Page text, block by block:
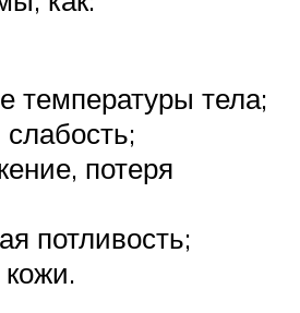
температуры тела;
слабость;
потеря
потливость;